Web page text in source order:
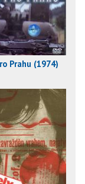
Zbraně pro Prahu (1974)